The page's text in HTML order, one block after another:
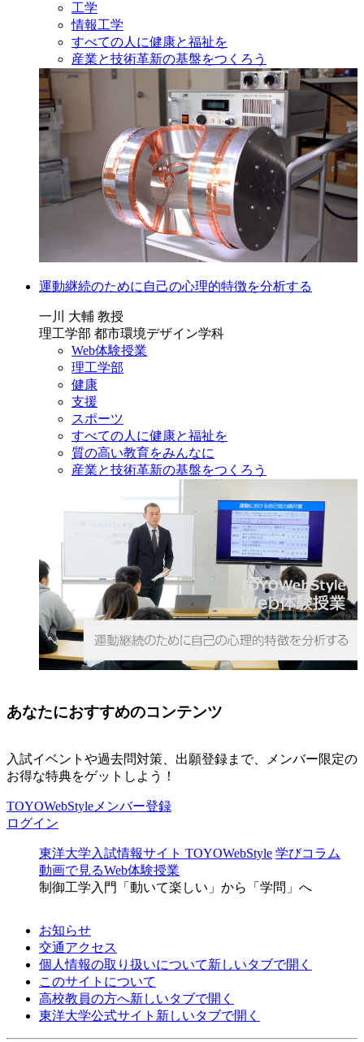
工学
情報工学
すべての人に健康と福祉を
産業と技術革新の基盤をつくろう
運動継続のために自己の心理的特徴を分析する
一川 大輔 教授
理工学部 都市環境デザイン学科
Web体験授業
理工学部
健康
支援
スポーツ
すべての人に健康と福祉を
質の高い教育をみんなに
産業と技術革新の基盤をつくろう
あなたにおすすめのコンテンツ
入試イベントや過去問対策、出願登録まで、メンバー限定の
お得な特典をゲットしよう！
TOYOWebStyleメンバー登録
ログイン
東洋大学入試情報サイト TOYOWebStyle 学びコラム
動画で見るWeb体験授業
制御工学入門「動いて楽しい」から「学問」へ
お知らせ
交通アクセス
個人情報の取り扱いについて新しいタブで開く
このサイトについて
高校教員の方へ新しいタブで開く
東洋大学公式サイト 新しいタブで開く